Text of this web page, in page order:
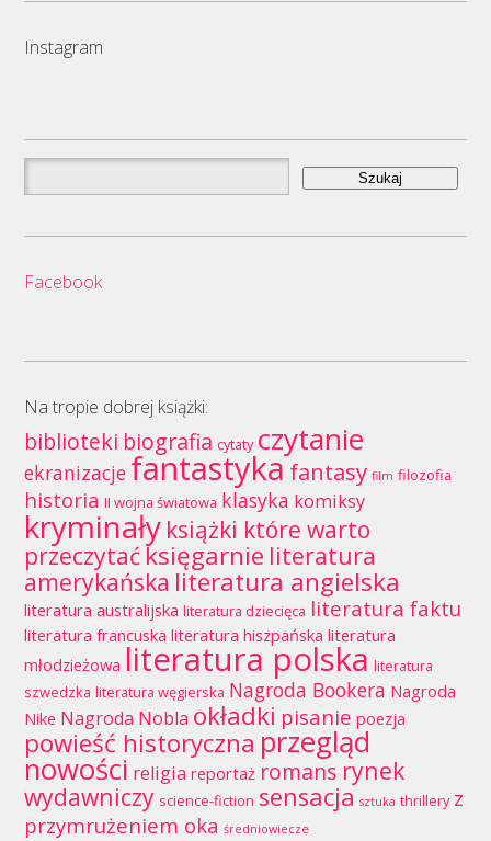
Instagram
Szukaj:
Facebook
Na tropie dobrej książki:
biblioteki biografia cytaty czytanie
ekranizacje fantastykafantasy film filozofia
historia II wojna światowa klasyka komiksy
kryminały książki które warto
przeczytaćksięgarnie literatura
amerykańska literatura angielska
literatura australijska literatura dziecięca literatura faktu
literatura francuska literatura hiszpańska literatura
młodzieżowa literatura polska literatura
szwedzka literatura węgierska Nagroda Bookera Nagroda
Nike Nagroda Nobla okładki pisanie poezja
powieść historyczna przegląd
nowości religia reportaż romans rynek
wydawniczy science-fiction sensacja sztuka thrillery z
przymrużeniem oka średniowiecze